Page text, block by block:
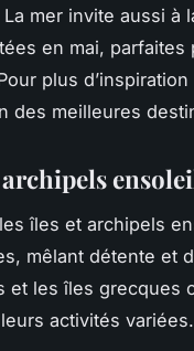
mer invite aussi à
en mai,
plus
des meilleures
îles et archipels
mêlant détente et
et les îles grecques
activités variées.